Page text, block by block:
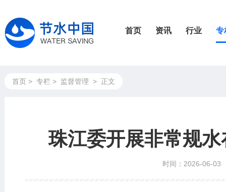
首页 资讯 行业 专
首页> 专栏 > 监督管理 > 正文
珠江委开展非常规
时间：2026-06-03